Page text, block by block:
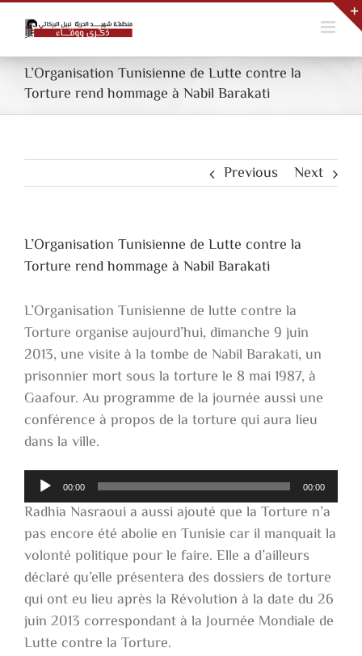
Skip
content
L’Organisation Tunisienne de Lutte contre la
Torture rend hommage à Nabil Barakati
Previous Next
L’Organisation Tunisienne de Lutte contre la
Torture rend hommage à Nabil Barakati
L’Organisation Tunisienne de lutte contre la
Torture organise aujourd’hui, dimanche 9 juin
2013, une visite à la tombe de Nabil Barakati, un
prisonnier mort sous la torture le 8 mai 1987, à
Gaafour. Au programme de la journée aussi une
conférence à propos de la torture qui aura lieu
dans la ville.
Lecteur
audio
00:00 00:00
Radhia Nasraoui a aussi ajouté que la Torture n’a
pas encore été abolie en Tunisie car il manquait la
volonté politique pour le faire. Elle a d’ailleurs
déclaré qu’elle présentera des dossiers de torture
qui ont eu lieu après la Révolution à la date du 26
juin 2013 correspondant à la Journée Mondiale de
Lutte contre la Torture.